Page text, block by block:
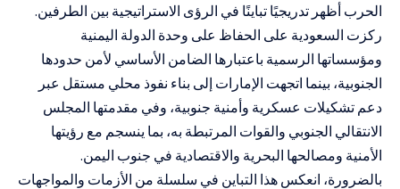
الحرب أظهر تدريجيًا تباينًا في الرؤى الاستراتيجية بين الطرفين.
ركزت السعودية على الحفاظ على وحدة الدولة اليمنية
ومؤسساتها الرسمية باعتبارها الضامن الأساسي لأمن حدودها
الجنوبية، بينما اتجهت الإمارات إلى بناء نفوذ محلي مستقل عبر
دعم تشكيلات عسكرية وأمنية جنوبية، وفي مقدمتها المجلس
الانتقالي الجنوبي والقوات المرتبطة به، بما ينسجم مع رؤيتها
الأمنية ومصالحها البحرية والاقتصادية في جنوب اليمن.
بالضرورة، انعكس هذا التباين في سلسلة من الأزمات والمواجهات